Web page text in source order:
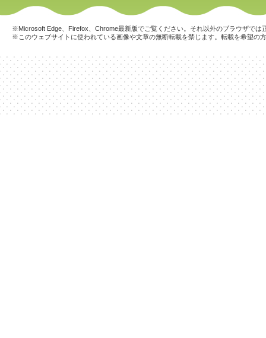
※Microsoft Edge、Firefox、Chrome最新版でご覧ください。それ以外のブラウザでは
※このウェブサイトに使われている画像や文章の無断転載を禁じます。転載を希望の